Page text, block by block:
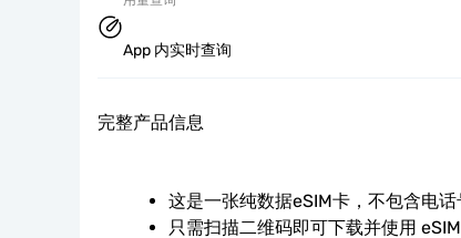
App 内实时查询
完整产品信息
这是一张纯数据eSIM卡，不包含电话
只需扫描二维码即可下载并使用